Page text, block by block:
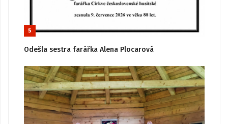
5
Odešla sestra farářka Alena Plocarová